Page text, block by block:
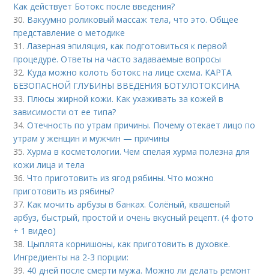
Как действует Ботокс после введения?
30. Вакуумно роликовый массаж тела, что это. Общее
представление о методике
31.Лазерная эпиляция, как подготовиться к первой
процедуре. Ответы на часто задаваемые вопросы
32. Куда можно колоть ботокс на лице схема. КАРТА
БЕЗОПАСНОЙ ГЛУБИНЫ ВВЕДЕНИЯ БОТУЛОТОКСИНА
33. Плюсы жирной кожи. Как ухаживать за кожей в
зависимости от ее типа?
34.Отечность по утрам причины. Почему отекает лицо по
утрам у женщин и мужчин — причины
35.Хурма в косметологии. Чем спелая хурма полезна для
кожи лица и тела
36.Что приготовить из ягод рябины. Что можно
приготовить из рябины?
37. Как мочить арбузы в банках. Солёный, квашеный
арбуз, быстрый, простой и очень вкусный рецепт. (4 фото
+ 1 видео)
38. Цыплята корнишоны, как приготовить в духовке.
Ингредиенты на 2-3 порции:
39. 40 дней после смерти мужа. Можно ли делать ремонт